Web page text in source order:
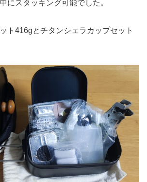
にスタッキング可能でした。
ト416gとチタンシェラカップセット